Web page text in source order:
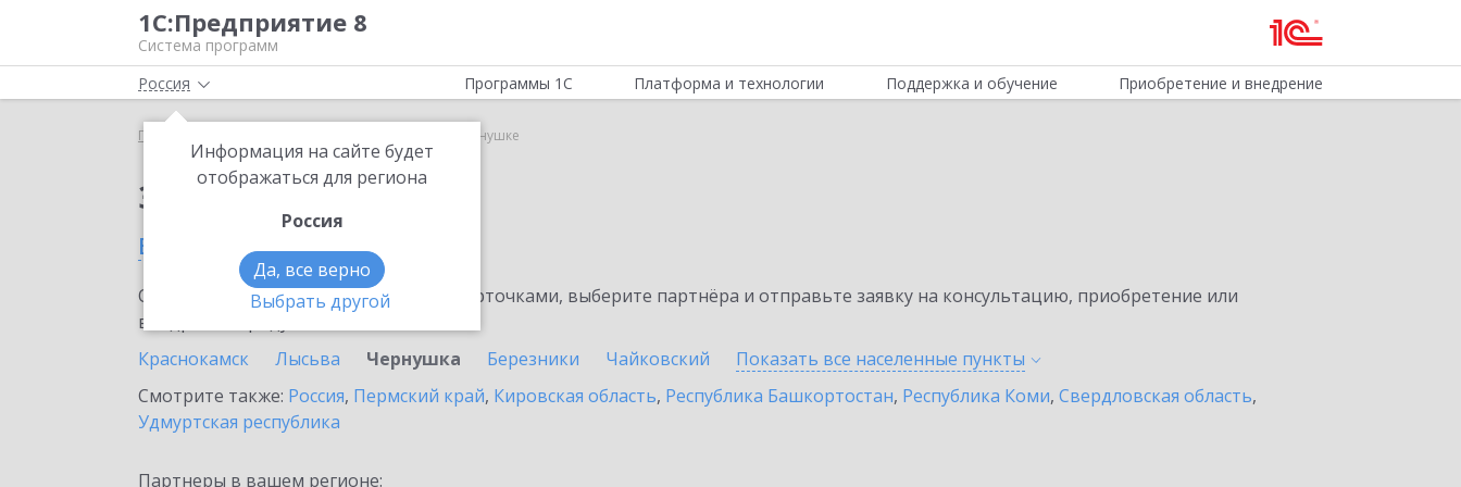
1С:Предприятие 8
Система программ
Россия
Информация на сайте будет
отображаться для региона
Россия
Да, все верно
Выбрать другой
Программы 1С Платформа и технологии Поддержка и обучение Приобретение и внедрение
Главная Bidzaar в Чернушке
Заказать Bidzaar
в Чернушке
Ознакомьтесь с информационными карточками, выберите партнёра и отправьте заявку на консультацию, приобретение или
внедрение продукта.
Краснокамск
Лысьва Чернушка Березники Чайковский Показать все населенные пункты
Смотрите также: Россия, Пермский край, Кировская область, Республика Башкортостан, Республика Коми, Свердловская область,
Удмуртская республика
Партнеры в вашем регионе: